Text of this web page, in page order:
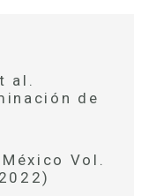
al.
de
Vol.